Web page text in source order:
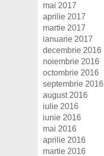
mai 2017
aprilie 2017
martie 2017
ianuarie 2017
decembrie 2016
noiembrie 2016
octombrie 2016
septembrie 2016
august 2016
iulie 2016
iunie 2016
mai 2016
aprilie 2016
martie 2016